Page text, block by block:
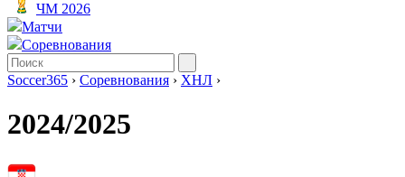
ЧМ 2026
Матчи
Соревнования
Soccer365 › Соревнования › ХНЛ ›
2024/2025